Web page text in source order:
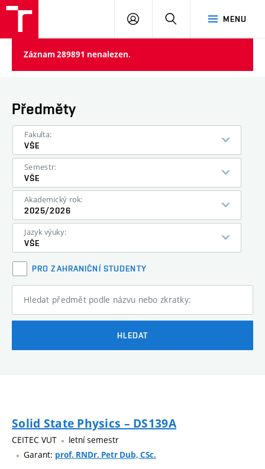
MENU
PŘIHLÁSIT
Záznam 289891 nenalezen.
Předměty
Fakulta:
VŠE
Semestr:
VŠE
Akademický rok:
2025/2026
Jazyk výuky:
VŠE
PRO ZAHRANIČNÍ STUDENTY
Hledat předmět podle názvu nebo zkratky:
HLEDAT
Solid State Physics – DS139A
CEITEC VUT
letní semestr
Garant: prof. RNDr. Petr Dub, CSc.